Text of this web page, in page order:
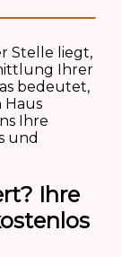
Stelle liegt,
Ihrer
bedeutet,
Haus
Ihre
und
Ihre